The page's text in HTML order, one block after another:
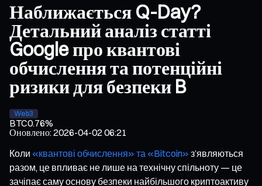
Наближається Q-Day?
Детальний аналіз статті
Google про квантові
обчислення та потенційні
ризики для безпеки B
Web3
BTC0.76%
Оновлено:2026-04-02 06:21
Коли «квантові обчислення» та «Bitcoin» з’являються
разом, це впливає не лише на технічну спільноту — це
зачіпає саму основу безпеки найбільшого криптоактиву